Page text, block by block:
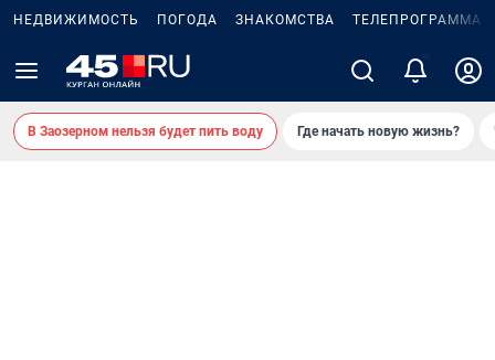
НЕДВИЖИМОСТЬ ПОГОДА ЗНАКОМСТВА ТЕЛЕПРОГРАММА
В Заозерном нельзя будет пить воду Где начать новую жизнь?